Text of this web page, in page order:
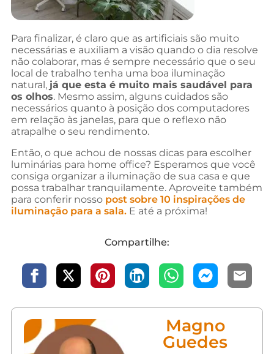
Para finalizar, é claro que as artificiais são muito
necessárias e auxiliam a visão quando o dia resolve
não colaborar, mas é sempre necessário que o seu
local de trabalho tenha uma boa iluminação
natural, já que esta é muito mais saudável para
os olhos. Mesmo assim, alguns cuidados são
necessários quanto à posição dos computadores
em relação às janelas, para que o reflexo não
atrapalhe o seu rendimento.
Então, o que achou de nossas dicas para escolher
luminárias para home office? Esperamos que você
consiga organizar a iluminação de sua casa e que
possa trabalhar tranquilamente. Aproveite também
para conferir nosso post sobre 10 inspirações de
iluminação para a sala. E até a próxima!
Compartilhe:
Magno
Guedes